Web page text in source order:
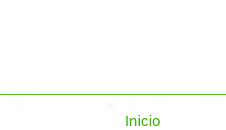
Inicio